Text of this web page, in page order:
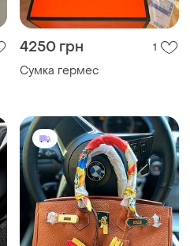
4250 грн 1
Сумка гермес